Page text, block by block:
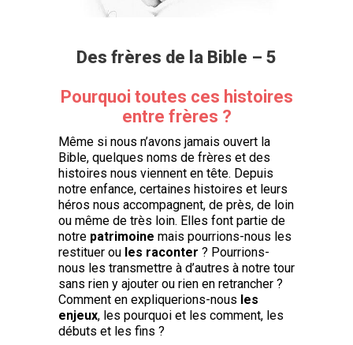
Des frères de la Bible – 5
Pourquoi toutes ces histoires
entre frères ?
Même si nous n’avons jamais ouvert la
Bible, quelques noms de frères et des
histoires nous viennent en tête. Depuis
notre enfance, certaines histoires et leurs
héros nous accompagnent, de près, de loin
ou même de très loin. Elles font partie de
notre patrimoine mais pourrions-nous les
restituer ou les raconter ? Pourrions-
nous les transmettre à d’autres à notre tour
sans rien y ajouter ou rien en retrancher ?
Comment en expliquerions-nous les
enjeux, les pourquoi et les comment, les
débuts et les fins ?